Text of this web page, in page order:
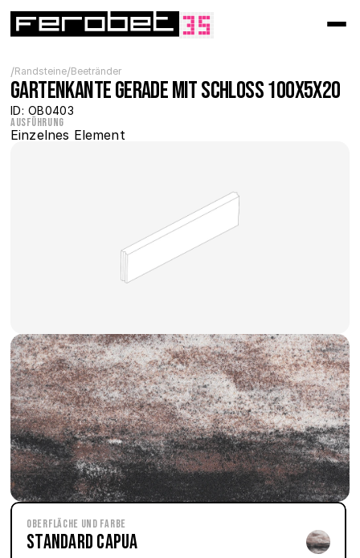
/Randsteine/Beetränder
Gartenkante gerade mit Schloss 100x5x20
ID: OB0403
Ausführung
Einzelnes Element
Oberfläche und Farbe
Standard Capua